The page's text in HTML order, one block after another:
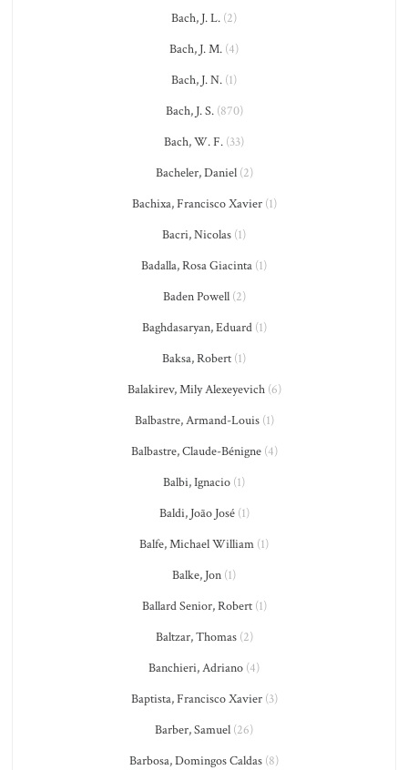
Bach, J. L. (2)
Bach, J. M. (4)
Bach, J. N. (1)
Bach, J. S.(870)
Bach, W. F. (33)
Bacheler, Daniel(2)
Bachixa, Francisco Xavier(1)
Bacri, Nicolas (1)
Badalla, Rosa Giacinta (1)
Baden Powell(2)
Baghdasaryan, Eduard(1)
Baksa, Robert (1)
Balakirev, Mily Alexeyevich(6)
Balbastre, Armand-Louis(1)
Balbastre, Claude-Bénigne(4)
Balbi, Ignacio (1)
Baldi, João José(1)
Balfe, Michael William (1)
Balke, Jon (1)
Ballard Senior, Robert(1)
Baltzar, Thomas(2)
Banchieri, Adriano (4)
Baptista, Francisco Xavier(3)
Barber, Samuel (26)
Barbosa, Domingos Caldas (8)